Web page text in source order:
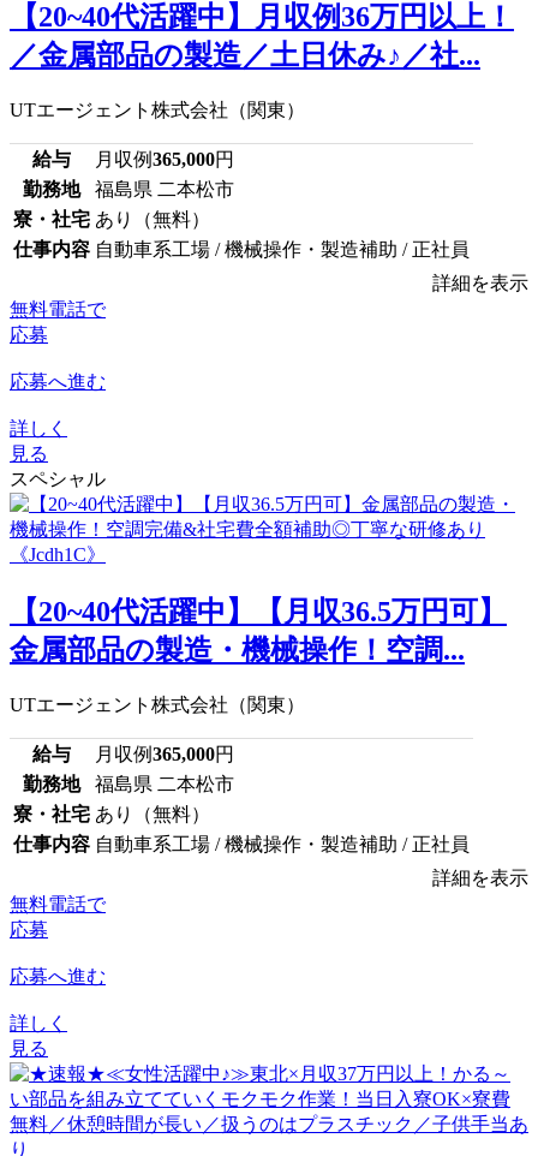
【20~40代活躍中】月収例36万円以上！
／金属部品の製造／土日休み♪／社...
UTエージェント株式会社（関東）
給与 月収例365,000円
勤務地
福島県 二本松市
寮・社宅 あり（無料）
仕事内容 自動車系工場 / 機械操作・製造補助 / 正社員
詳細を表示
無料電話で
応募
応募へ進む
詳しく
見る
スペシャル
【20~40代活躍中】【月収36.5万円可】
金属部品の製造・機械操作！空調...
UTエージェント株式会社（関東）
給与 月収例365,000円
勤務地
福島県 二本松市
寮・社宅 あり（無料）
仕事内容 自動車系工場 / 機械操作・製造補助 / 正社員
詳細を表示
無料電話で
応募
応募へ進む
詳しく
見る